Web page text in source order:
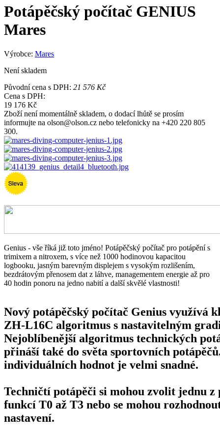
Potápěčský počítač GENIUS
Mares
Výrobce: Mares
Není skladem
Původní cena s DPH: 21 576 Kč
Cena s DPH:
19 176 Kč
Zboží není momentálně skladem, o dodací lhůtě se prosím
informujte na olson@olson.cz nebo telefonicky na +420 220 805
300.
Genius - vše říká již toto jméno! Potápěčský počítač pro potápění s
trimixem a nitroxem, s více než 1000 hodinovou kapacitou
logbooku, jasným barevným displejem s vysokým rozlišením,
bezdrátovým přenosem dat z láhve, managementem energie až pro
40 hodin ponoru na jedno nabití a další skvělé vlastnosti!
Nový potápěčský počítač Genius využívá
ZH-L16C algoritmus s nastavitelným
Nejoblíbenější algoritmus technických
přináší také do světa sportovních
individuálních hodnot je velmi snadné.
Techničtí potápěči si mohou zvolit jednu z
funkcí T0 až T3 nebo se mohou
nastavení.